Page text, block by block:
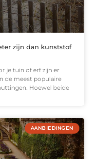
zijn dan kunststof
je tuin of erf zijn er
de meest populaire
Hoewel beide
AANBIEDINGEN